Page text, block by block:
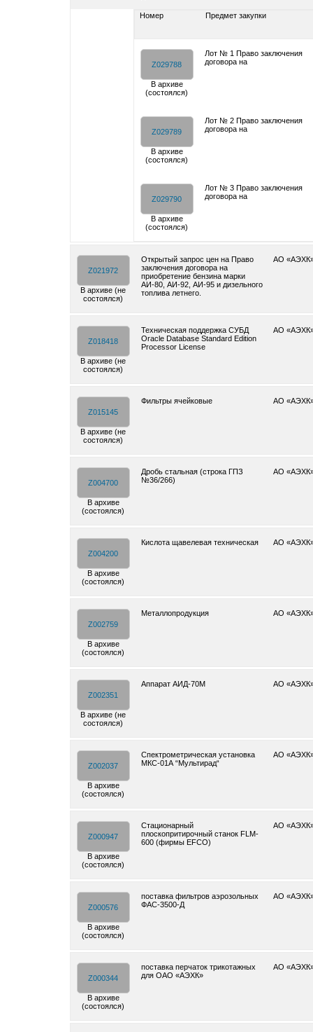
Номер Предмет закупки
Z029788
В архиве
(состоялся)
Лот № 1 Право заключения
договора на
Z029789
В архиве
(состоялся)
Лот № 2 Право заключения
договора на
Z029790
В архиве
(состоялся)
Лот № 3 Право заключения
договора на
Z021972
В архиве (не
состоялся)
Открытый запрос цен на Право
заключения договора на
приобретение бензина марки
АИ-80, АИ-92, АИ-95 и дизельного
топлива летнего.
АО
Z018418
В архиве (не
состоялся)
Техническая поддержка СУБД
Oracle Database Standard Edition
Processor License
АО
Z015145
В архиве (не
состоялся)
Фильтры ячейковые АО
Z004700
В архиве
(состоялся)
Дробь стальная (строка ГПЗ
№36/266)
АО
Z004200
В архиве
(состоялся)
Кислота щавелевая техническая АО
Z002759
В архиве
(состоялся)
Металлопродукция АО
Z002351
В архиве (не
состоялся)
Аппарат АИД-70М АО
Z002037
В архиве
(состоялся)
Спектрометрическая установка
МКС-01А “Мультирад“
АО
Z000947
В архиве
(состоялся)
Cтационарный
плоскопритирочный станок FLM-
600 (фирмы EFCO)
АО
Z000576
В архиве
(состоялся)
поставка фильтров аэрозольных
ФАС-3500-Д
АО
Z000344
В архиве
(состоялся)
поставка перчаток трикотажных
для ОАО «АЭХК»
АО